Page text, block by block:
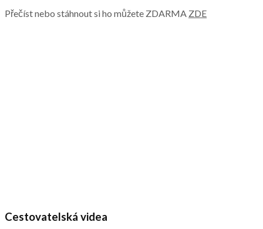
Přečíst nebo stáhnout si ho můžete ZDARMA ZDE
Cestovatelská videa